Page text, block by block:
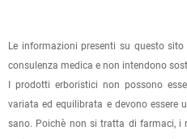
(selezionando l'apposita
specificando l'indirizzo di
Dalla tuaArea Clientepotrai
dell'ordine e lo stato della
Le informazioni presenti su questo
consulenza medica e non intendono
I prodotti erboristici non possono
variata ed equilibrata e devono
sano. Poichè non si tratta di farmaci,